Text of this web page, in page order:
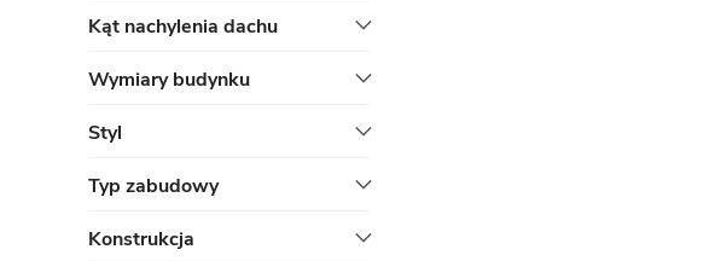
Kąt nachylenia dachu
Wymiary budynku
Styl
Typ zabudowy
Konstrukcja